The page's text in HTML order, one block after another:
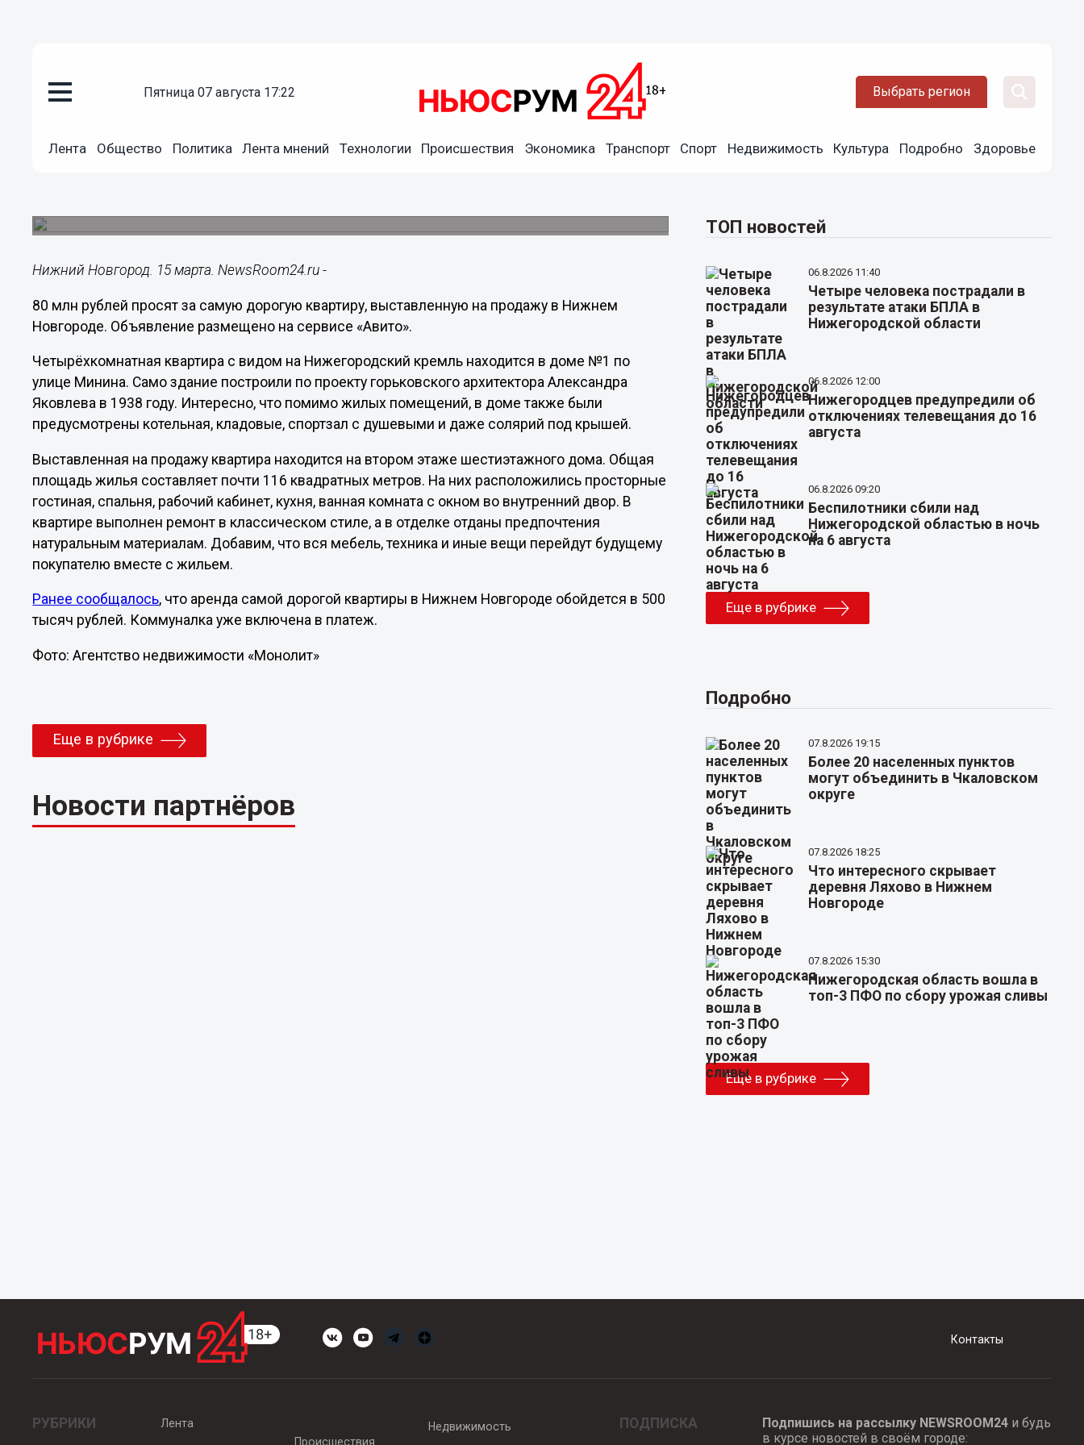
пятница 07 августа 17:22 Выбрать регион
Лента Общество Политика Лента мнений Технологии Происшествия Экономика Транспорт Спорт Недвижимость Культура Подробно Здоровье
Самая дорогая квартира в Нижнем Новгороде продаётся за
Нижний Новгород. 15 марта. NewsRoom24.ru -
80 млн рублей просят за самую дорогую квартиру, выставленную на продажу в Нижнем
Новгороде. Объявление размещено на сервисе «Авито».
Четырёхкомнатная квартира с видом на Нижегородский кремль находится в доме №1 по
улице Минина. Само здание построили по проекту горьковского архитектора Александра
Яковлева в 1938 году. Интересно, что помимо жилых помещений, в доме также были
предусмотрены котельная, кладовые, спортзал с душевыми и даже солярий под крышей.
Выставленная на продажу квартира находится на втором этаже шестиэтажного дома. Общая
площадь жилья составляет почти 116 квадратных метров. На них расположились просторные
гостиная, спальня, рабочий кабинет, кухня, ванная комната с окном во внутренний двор. В
квартире выполнен ремонт в классическом стиле, а в отделке отданы предпочтения
натуральным материалам. Добавим, что вся мебель, техника и иные вещи перейдут будущему
покупателю вместе с жильем.
Ранее сообщалось, что аренда самой дорогой квартиры в Нижнем Новгороде обойдется в 500
тысяч рублей. Коммуналка уже включена в платеж.
Фото: Агентство недвижимости «Монолит»
Еще в рубрике
Новости партнёров
ТОП новостей
06.8.2026 11:40
Четыре человека пострадали в
результате атаки БПЛА в
Нижегородской области
06.8.2026 12:00
Нижегородцев предупредили об
отключениях телевещания до 16
августа
06.8.2026 09:20
Беспилотники сбили над
Нижегородской областью в ночь
на 6 августа
Еще в рубрике
Подробно
07.8.2026 19:15
Более 20 населенных пунктов
могут объединить в Чкаловском
округе
07.8.2026 18:25
Что интересного скрывает
деревня Ляхово в Нижнем
Новгороде
07.8.2026 15:30
Нижегородская область вошла в
топ-3 ПФО по сбору урожая сливы
Еще в рубрике
Контакты
РУБРИКИ
Лента
Происшествия
Недвижимость ПОДПИСКА Подпишись на рассылку NEWSROOM24и будь
в курсе новостей в своём городе: